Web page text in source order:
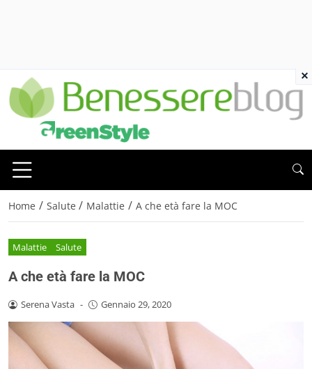
Home / Salute / Malattie / A che età fare la MOC
Malattie Salute
A che età fare la MOC
Serena Vasta - Gennaio 29, 2020
×